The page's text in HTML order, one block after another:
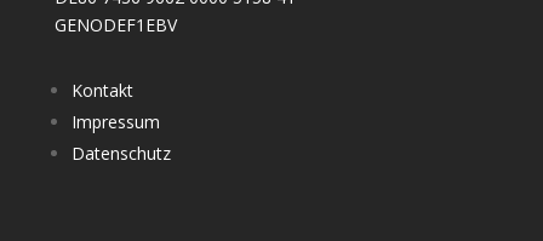
GENODEF1EBV
Kontakt
Impressum
Datenschutz